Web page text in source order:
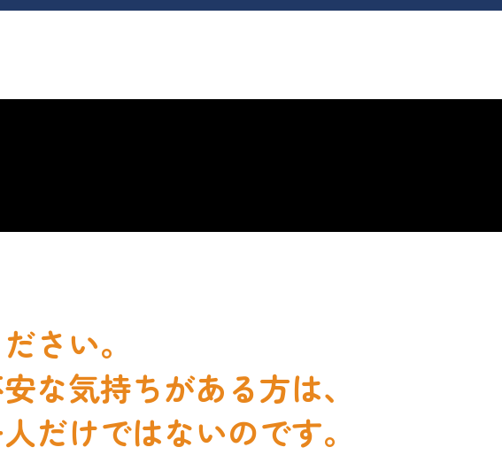
さい。
な気持ちがある方は、
だけではないのです。